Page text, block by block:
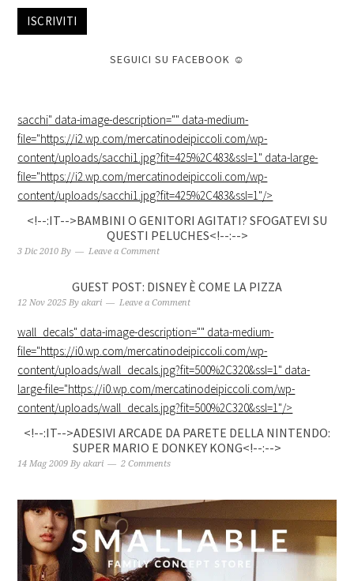
ISCRIVITI
SEGUICI SU FACEBOOK ☺
sacchi" data-image-description="" data-medium-
file="https://i2.wp.com/mercatinodeipiccoli.com/wp-
content/uploads/sacchi1.jpg?fit=425%2C483&ssl=1" data-large-
file="https://i2.wp.com/mercatinodeipiccoli.com/wp-
content/uploads/sacchi1.jpg?fit=425%2C483&ssl=1"/>
<!--:IT-->BAMBINI O GENITORI AGITATI? SFOGATEVI SU
QUESTI PELUCHES<!--:-->
3 Dic 2010 By Leave a Comment
GUEST POST: DISNEY È COME LA PIZZA
12 Nov 2025 Byakari Leave a Comment
wall_decals" data-image-description="" data-medium-
file="https://i0.wp.com/mercatinodeipiccoli.com/wp-
content/uploads/wall_decals.jpg?fit=500%2C320&ssl=1" data-
large-file="https://i0.wp.com/mercatinodeipiccoli.com/wp-
content/uploads/wall_decals.jpg?fit=500%2C320&ssl=1"/>
<!--:IT-->ADESIVI ARCADE DA PARETE DELLA NINTENDO:
SUPER MARIO E DONKEY KONG<!--:-->
14 Mag 2009 Byakari 2 Comments